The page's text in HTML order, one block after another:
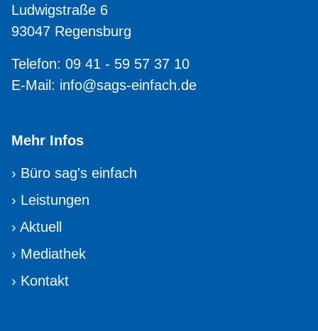
Ludwigstraße 6
93047 Regensburg
Telefon: 09 41 - 59 57 37 10
E-Mail: info@sags-einfach.de
Mehr Infos
› Büro sag's einfach
› Leistungen
› Aktuell
› Mediathek
› Kontakt